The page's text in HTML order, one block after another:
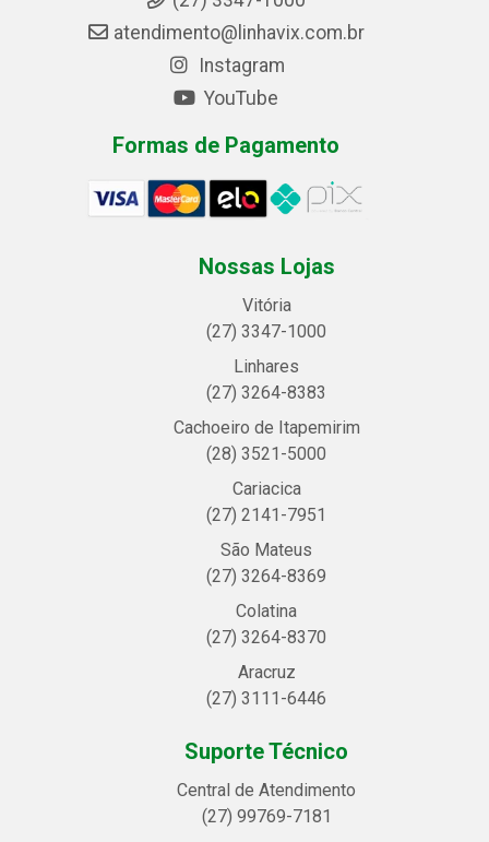
atendimento@linhavix.com.br
Instagram
YouTube
Formas de Pagamento
Nossas Lojas
Vitória
(27) 3347-1000
Linhares
(27) 3264-8383
Cachoeiro de Itapemirim
(28) 3521-5000
Cariacica
(27) 2141-7951
São Mateus
(27) 3264-8369
Colatina
(27) 3264-8370
Aracruz
(27) 3111-6446
Suporte Técnico
Central de Atendimento
(27) 99769-7181